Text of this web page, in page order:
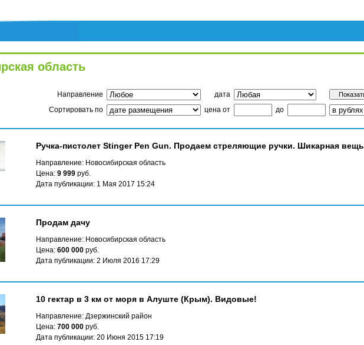
область
Направление
дата
Сортировать по
цена от до
Ручка-пистолет Stinger Pen Gun. Продаем стреляющие ручки. Шикарная вещь
Направление: Новосибирская область
Цена: 9 999 руб.
Дата публикации: 1 Мая 2017 15:24
Продам дачу
Направление: Новосибирская область
Цена: 600 000 руб.
Дата публикации: 2 Июля 2016 17:29
10 гектар в 3 км от моря в Алуште (Крым). Видовые!
Направление: Дзержинский район
Цена: 700 000 руб.
Дата публикации: 20 Июня 2015 17:19